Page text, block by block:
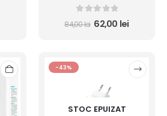
out of 5
84,00lei 62,00 lei
-43%
STOC EPUIZAT